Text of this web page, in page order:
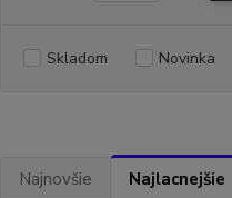
Skladom Novinka
Najnovšie Najlacnejšie